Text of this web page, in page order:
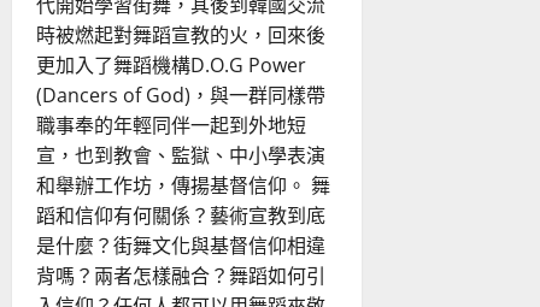
時被燃起對舞蹈宣教的火，回來後
更加入了舞蹈機構D.O.G Power
(Dancers of God)，與一群同樣帶
職事奉的年輕同伴一起到外地短
宣，也到教會、監獄、中小學表演
和舉辦工作坊，傳揚基督信仰。 舞
蹈和信仰有何關係？藝術宣教到底
是什麼？街舞文化與基督信仰相違
背嗎？兩者怎樣融合？舞蹈如何引